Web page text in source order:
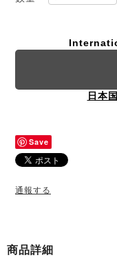
日本
Save
通報する
商品詳細